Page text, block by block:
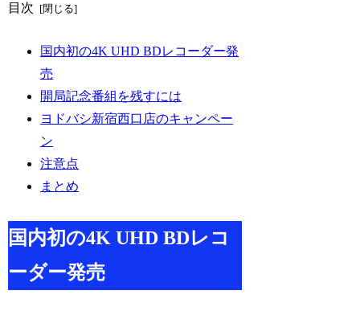
目次
国内初の4K UHD BDレコーダー発
売
開局記念番組を残すには
ヨドバシ新宿西口店のキャンペー
ン
注意点
まとめ
国内初の4K UHD BDレコ
ーダー発売